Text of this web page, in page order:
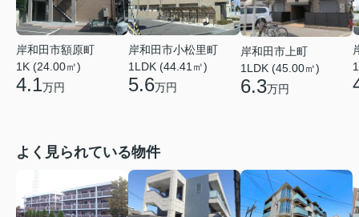
岸和田市額原町
1K (24.00㎡)
4.1万円
岸和田市小松里町
1LDK (44.41㎡)
5.6万円
岸和田市上町
1LDK (45.00㎡)
6.3万円
よく見られている物件